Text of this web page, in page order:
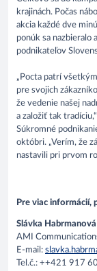
krajinách. Počas
akcia každé dve
ponúk sa nazbieralo
podnikateľov
„Pocta patrí
pre svojich
že vedenie našej
a založiť tak
Súkromné
októbri. „Verím, že
nastavili pri prvom
Pre viac informácií,
Slávka Habrmanová
AMI
E-mail:
Tel.č.: ++421 917